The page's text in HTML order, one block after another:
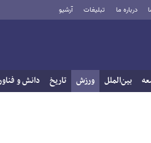
درباره ما تبلیغات آرشیو
بین‌الملل ورزش تاریخ دانش و